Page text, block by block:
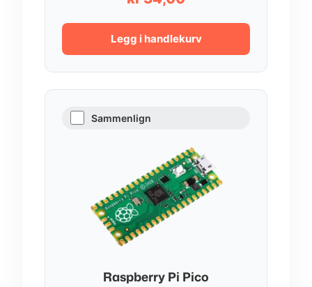
Legg i handlekurv
Sammenlign
Raspberry Pi Pico